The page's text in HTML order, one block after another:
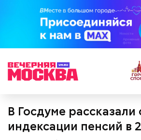
В Госдуме
индексации пенсий в